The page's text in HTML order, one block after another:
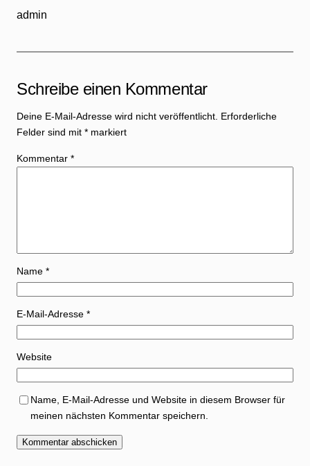
admin
Schreibe einen Kommentar
Deine E-Mail-Adresse wird nicht veröffentlicht. Erforderliche
Felder sind mit * markiert
Kommentar *
Name *
E-Mail-Adresse *
Website
Name, E-Mail-Adresse und Website in diesem Browser für
meinen nächsten Kommentar speichern.